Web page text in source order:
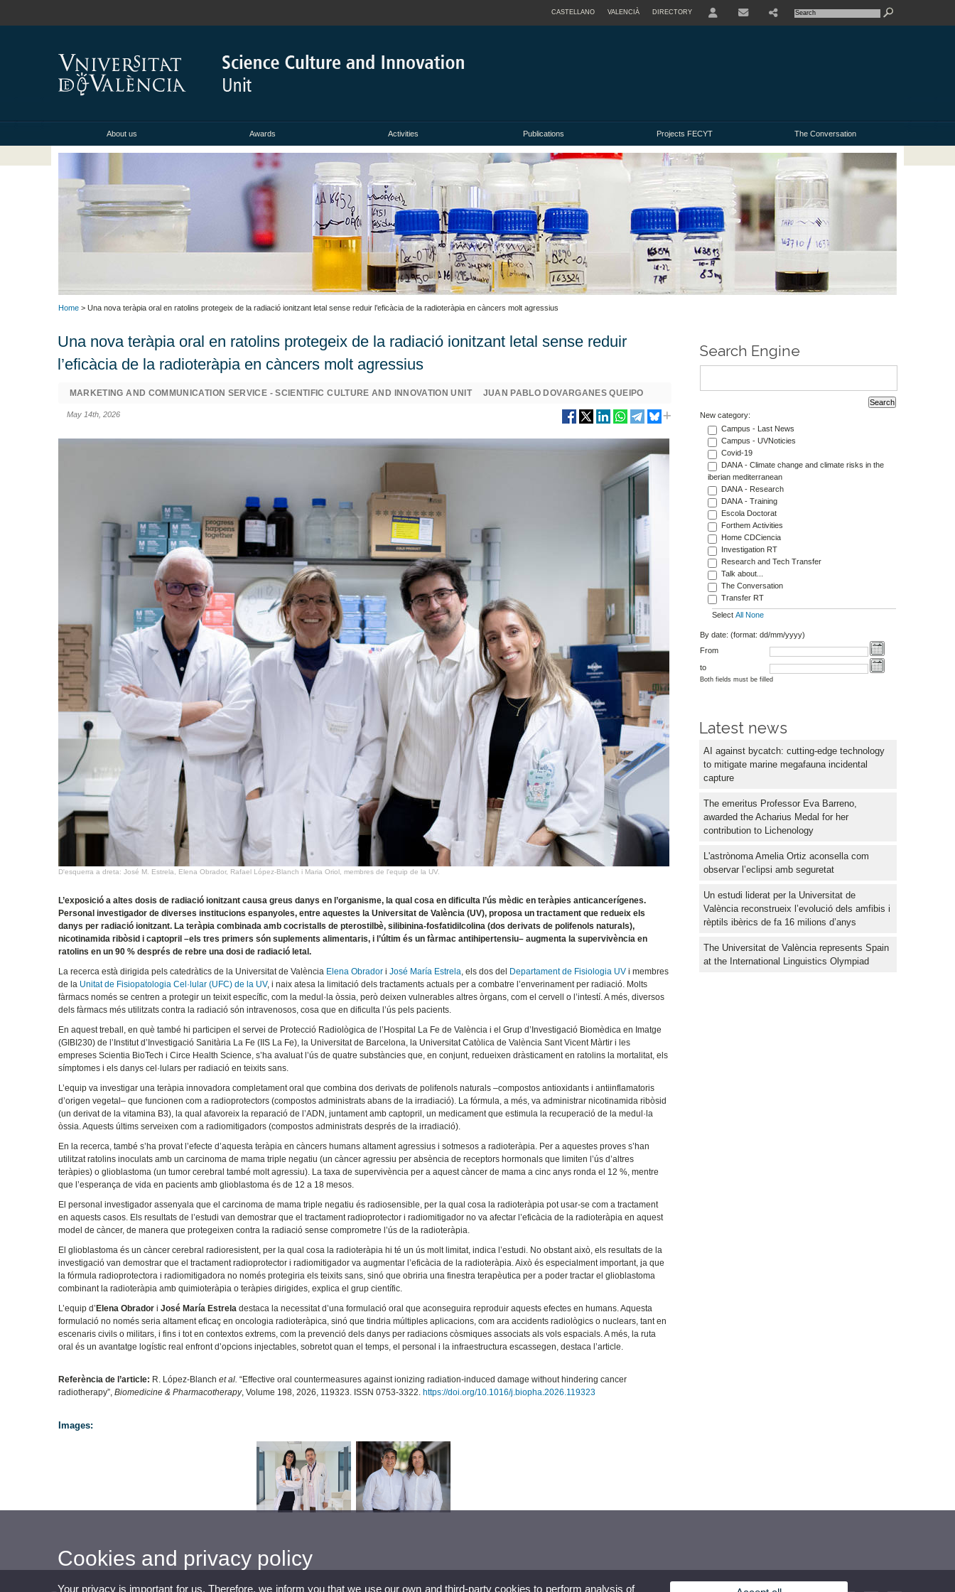
CASTELLANO VALENCIÀ DIRECTORY
About us Awards Activities Publications Projects FECYT The Conversation
Home > Una nova teràpia oral en ratolins protegeix de la radiació ionitzant letal sense reduir l’eficàcia de la radioteràpia en càncers molt agressius
Una nova teràpia oral en ratolins protegeix de la radiació ionitzant letal sense reduir
l’eficàcia de la radioteràpia en càncers molt agressius
MARKETING AND COMMUNICATION SERVICE - SCIENTIFIC CULTURE AND INNOVATION UNIT JUAN PABLO DOVARGANES QUEIPO
May 14th, 2026
D'esquerra a dreta: José M. Estrela, Elena Obrador, Rafael López-Blanch i Maria Oriol, membres de l'equip de la UV.
L’exposició a altes dosis de radiació ionitzant causa greus danys en l’organisme, la qual cosa en dificulta l’ús mèdic en teràpies anticancerígenes.
Personal investigador de diverses institucions espanyoles, entre aquestes la Universitat de València (UV), proposa un tractament que redueix els
danys per radiació ionitzant. La teràpia combinada amb cocristalls de pterostilbè, silibinina-fosfatidilcolina (dos derivats de polifenols naturals),
nicotinamida ribòsid i captopril –els tres primers són suplements alimentaris, i l’últim és un fàrmac antihipertensiu– augmenta la supervivència en
ratolins en un 90 % després de rebre una dosi de radiació letal.
La recerca està dirigida pels catedràtics de la Universitat de València Elena Obrador iJosé María Estrela, els dos del Departament de Fisiologia UV i membres
de la Unitat de Fisiopatologia Cel·lular (UFC) de la UV, i naix atesa la limitació dels tractaments actuals per a combatre l’enverinament per radiació. Molts
fàrmacs només se centren a protegir un teixit específic, com la medul·la òssia, però deixen vulnerables altres òrgans, com el cervell o l’intestí. A més, diversos
dels fàrmacs més utilitzats contra la radiació són intravenosos, cosa que en dificulta l’ús pels pacients.
En aquest treball, en què també hi participen el servei de Protecció Radiològica de l’Hospital La Fe de València i el Grup d’Investigació Biomèdica en Imatge
(GIBI230) de l’Institut d’Investigació Sanitària La Fe (IIS La Fe), la Universitat de Barcelona, la Universitat Catòlica de València Sant Vicent Màrtir i les
empreses Scientia BioTech i Circe Health Science, s’ha avaluat l’ús de quatre substàncies que, en conjunt, redueixen dràsticament en ratolins la mortalitat, els
símptomes i els danys cel·lulars per radiació en teixits sans.
L’equip va investigar una teràpia innovadora completament oral que combina dos derivats de polifenols naturals –compostos antioxidants i antiinflamatoris
d’origen vegetal– que funcionen com a radioprotectors (compostos administrats abans de la irradiació). La fórmula, a més, va administrar nicotinamida ribòsid
(un derivat de la vitamina B3), la qual afavoreix la reparació de l’ADN, juntament amb captopril, un medicament que estimula la recuperació de la medul·la
òssia. Aquests últims serveixen com a radiomitigadors (compostos administrats després de la irradiació).
En la recerca, també s’ha provat l’efecte d’aquesta teràpia en càncers humans altament agressius i sotmesos a radioteràpia. Per a aquestes proves s’han
utilitzat ratolins inoculats amb un carcinoma de mama triple negatiu (un càncer agressiu per absència de receptors hormonals que limiten l’ús d’altres
teràpies) o glioblastoma (un tumor cerebral també molt agressiu). La taxa de supervivència per a aquest càncer de mama a cinc anys ronda el 12 %, mentre
que l’esperança de vida en pacients amb glioblastoma és de 12 a 18 mesos.
El personal investigador assenyala que el carcinoma de mama triple negatiu és radiosensible, per la qual cosa la radioteràpia pot usar-se com a tractament
en aquests casos. Els resultats de l’estudi van demostrar que el tractament radioprotector i radiomitigador no va afectar l’eficàcia de la radioteràpia en aquest
model de càncer, de manera que protegeixen contra la radiació sense comprometre l’ús de la radioteràpia.
El glioblastoma és un càncer cerebral radioresistent, per la qual cosa la radioteràpia hi té un ús molt limitat, indica l’estudi. No obstant això, els resultats de la
investigació van demostrar que el tractament radioprotector i radiomitigador va augmentar l’eficàcia de la radioteràpia. Això és especialment important, ja que
la fórmula radioprotectora i radiomitigadora no només protegiria els teixits sans, sinó que obriria una finestra terapèutica per a poder tractar el glioblastoma
combinant la radioteràpia amb quimioteràpia o teràpies dirigides, explica el grup científic.
L’equip d’Elena Obrador iJosé María Estreladestaca la necessitat d’una formulació oral que aconseguira reproduir aquests efectes en humans. Aquesta
formulació no només seria altament eficaç en oncologia radioteràpica, sinó que tindria múltiples aplicacions, com ara accidents radiològics o nuclears, tant en
escenaris civils o militars, i fins i tot en contextos extrems, com la prevenció dels danys per radiacions còsmiques associats als vols espacials. A més, la ruta
oral és un avantatge logístic real enfront d’opcions injectables, sobretot quan el temps, el personal i la infraestructura escassegen, destaca l’article.
Referència de l’article: R. López-Blanchet al. “Effective oral countermeasures against ionizing radiation-induced damage without hindering cancer
radiotherapy”,Biomedicine & Pharmacotherapy, Volume 198, 2026, 119323. ISSN 0753-3322.https://doi.org/10.1016/j.biopha.2026.119323
Images:
Search Engine
New category:
Campus - Last News
Campus - UVNoticies
Covid-19
DANA - Climate change and climate risks in the
iberian mediterranean
DANA - Research
DANA - Training
Escola Doctorat
Forthem Activities
Home CDCiencia
Investigation RT
Research and Tech Transfer
Talk about...
The Conversation
Transfer RT
Select All None
By date: (format: dd/mm/yyyy)
From
to
Both fields must be filled
Latest news
AI against bycatch: cutting-edge technology
to mitigate marine megafauna incidental
capture
The emeritus Professor Eva Barreno,
awarded the Acharius Medal for her
contribution to Lichenology
L'astrònoma Amelia Ortiz aconsella com
observar l’eclipsi amb seguretat
Un estudi liderat per la Universitat de
València reconstrueix l’evolució dels amfibis i
rèptils ibèrics de fa 16 milions d’anys
The Universitat de València represents Spain
at the International Linguistics Olympiad
Cookies and privacy policy
Your privacy is important for us. Therefore, we inform you that we use our own and third-party cookies to perform analysis of